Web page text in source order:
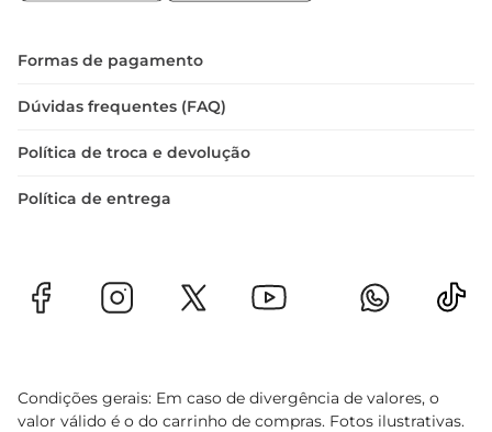
Formas de pagamento
Dúvidas frequentes (FAQ)
Política de troca e devolução
Política de entrega
Condições gerais: Em caso de divergência de valores, o
valor válido é o do carrinho de compras. Fotos ilustrativas.